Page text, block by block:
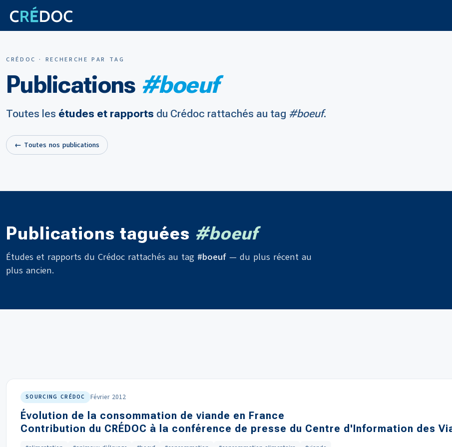
CRÉDOC · RECHERCHE PAR TAG
Publications #boeuf
Toutes les études et rapports du Crédoc rattachés au tag #boeuf.
← Toutes nos publications
Publications taguées #boeuf
Études et rapports du Crédoc rattachés au tag #boeuf — du plus récent au
plus ancien.
SOURCING CRÉDOC Février 2012
Évolution de la consommation de viande en France
Contribution du CRÉDOC à la conférence de presse du Centre d'Information des